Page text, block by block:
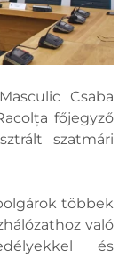
Csaba
főjegyző
szatmári
többek
való
és